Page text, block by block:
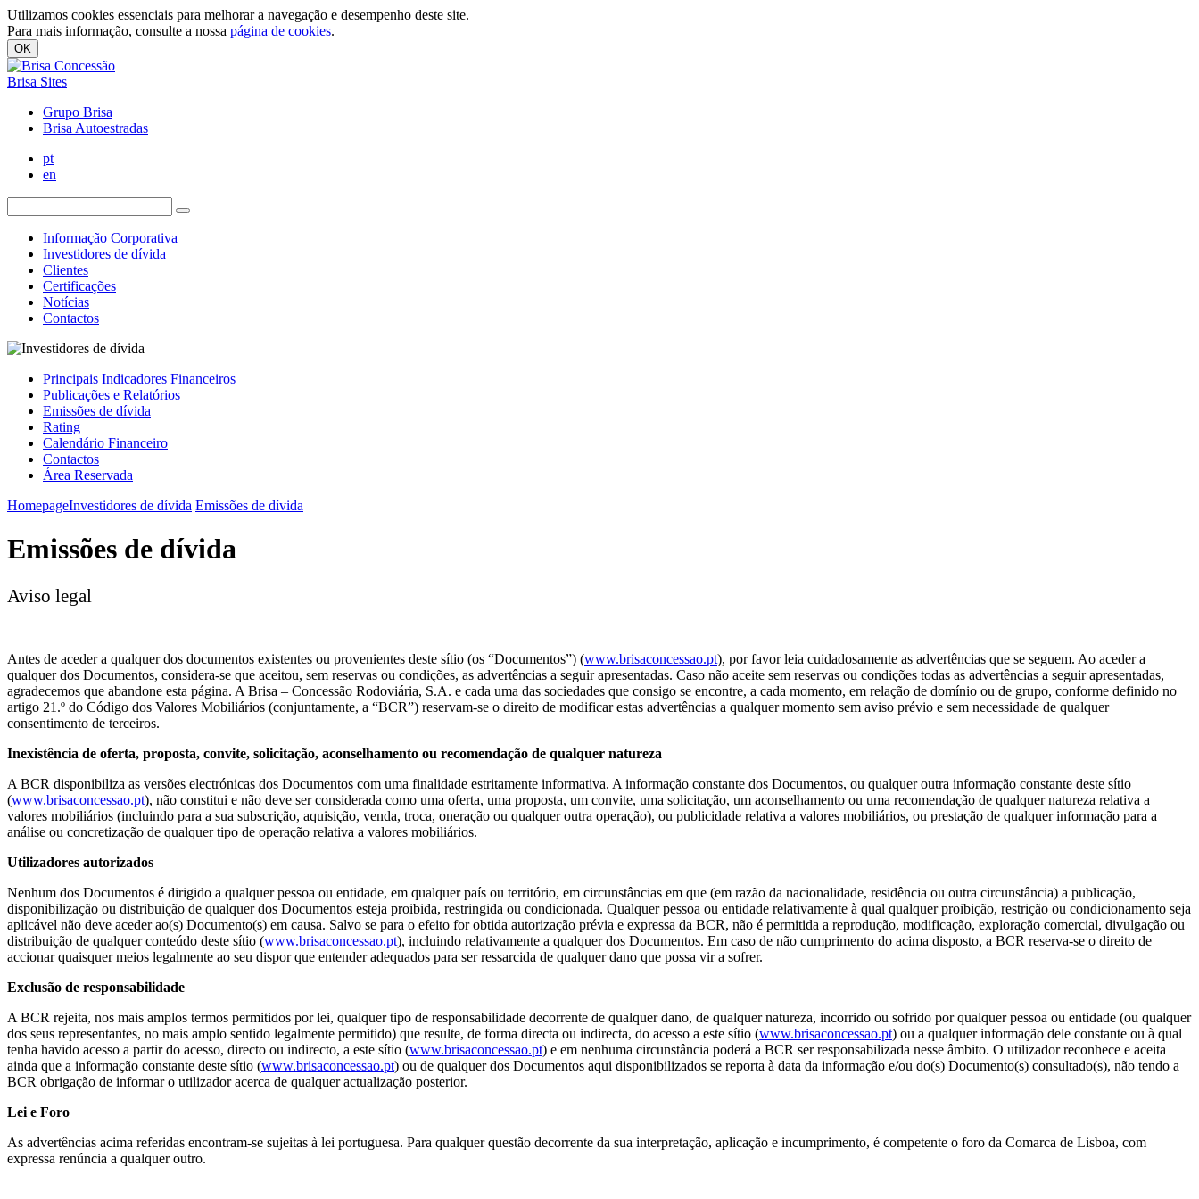
Utilizamos cookies essenciais para melhorar a navegação e desempenho deste site.
Para mais informação, consulte a nossa página de cookies.
OK
Brisa Sites
Grupo Brisa
Brisa Autoestradas
pt
en
Informação Corporativa
Investidores de dívida
Clientes
Certificações
Notícias
Contactos
Principais Indicadores Financeiros
Publicações e Relatórios
Emissões de dívida
Rating
Calendário Financeiro
Contactos
Área Reservada
HomepageInvestidores de dívida Emissões de dívida
Emissões de dívida
Aviso legal
Antes de aceder a qualquer dos documentos existentes ou provenientes deste sítio (os “Documentos”) (www.brisaconcessao.pt), por favor leia cuidadosamente as advertências que se seguem. Ao aceder a
qualquer dos Documentos, considera-se que aceitou, sem reservas ou condições, as advertências a seguir apresentadas. Caso não aceite sem reservas ou condições todas as advertências a seguir apresentadas,
agradecemos que abandone esta página. A Brisa – Concessão Rodoviária, S.A. e cada uma das sociedades que consigo se encontre, a cada momento, em relação de domínio ou de grupo, conforme definido no
artigo 21.º do Código dos Valores Mobiliários (conjuntamente, a “BCR”) reservam-se o direito de modificar estas advertências a qualquer momento sem aviso prévio e sem necessidade de qualquer
consentimento de terceiros.
Inexistência de oferta, proposta, convite, solicitação, aconselhamento ou recomendação de qualquer natureza
A BCR disponibiliza as versões electrónicas dos Documentos com uma finalidade estritamente informativa. A informação constante dos Documentos, ou qualquer outra informação constante deste sítio
(www.brisaconcessao.pt), não constitui e não deve ser considerada como uma oferta, uma proposta, um convite, uma solicitação, um aconselhamento ou uma recomendação de qualquer natureza relativa a
valores mobiliários (incluindo para a sua subscrição, aquisição, venda, troca, oneração ou qualquer outra operação), ou publicidade relativa a valores mobiliários, ou prestação de qualquer informação para a
análise ou concretização de qualquer tipo de operação relativa a valores mobiliários.
Utilizadores autorizados
Nenhum dos Documentos é dirigido a qualquer pessoa ou entidade, em qualquer país ou território, em circunstâncias em que (em razão da nacionalidade, residência ou outra circunstância) a publicação,
disponibilização ou distribuição de qualquer dos Documentos esteja proibida, restringida ou condicionada. Qualquer pessoa ou entidade relativamente à qual qualquer proibição, restrição ou condicionamento seja
aplicável não deve aceder ao(s) Documento(s) em causa. Salvo se para o efeito for obtida autorização prévia e expressa da BCR, não é permitida a reprodução, modificação, exploração comercial, divulgação ou
distribuição de qualquer conteúdo deste sítio (www.brisaconcessao.pt), incluindo relativamente a qualquer dos Documentos. Em caso de não cumprimento do acima disposto, a BCR reserva-se o direito de
accionar quaisquer meios legalmente ao seu dispor que entender adequados para ser ressarcida de qualquer dano que possa vir a sofrer.
Exclusão de responsabilidade
A BCR rejeita, nos mais amplos termos permitidos por lei, qualquer tipo de responsabilidade decorrente de qualquer dano, de qualquer natureza, incorrido ou sofrido por qualquer pessoa ou entidade (ou qualquer
dos seus representantes, no mais amplo sentido legalmente permitido) que resulte, de forma directa ou indirecta, do acesso a este sítio (www.brisaconcessao.pt) ou a qualquer informação dele constante ou à qual
tenha havido acesso a partir do acesso, directo ou indirecto, a este sítio (www.brisaconcessao.pt) e em nenhuma circunstância poderá a BCR ser responsabilizada nesse âmbito. O utilizador reconhece e aceita
ainda que a informação constante deste sítio (www.brisaconcessao.pt) ou de qualquer dos Documentos aqui disponibilizados se reporta à data da informação e/ou do(s) Documento(s) consultado(s), não tendo a
BCR obrigação de informar o utilizador acerca de qualquer actualização posterior.
Lei e Foro
As advertências acima referidas encontram-se sujeitas à lei portuguesa. Para qualquer questão decorrente da sua interpretação, aplicação e incumprimento, é competente o foro da Comarca de Lisboa, com
expressa renúncia a qualquer outro.